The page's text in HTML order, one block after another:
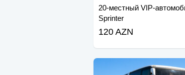
20-местный VIP-
Sprinter
120 AZN